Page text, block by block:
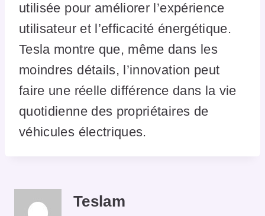
utilisée pour améliorer l’expérience
utilisateur et l’efficacité énergétique.
Tesla montre que, même dans les
moindres détails, l’innovation peut
faire une réelle différence dans la vie
quotidienne des propriétaires de
véhicules électriques.
Teslam